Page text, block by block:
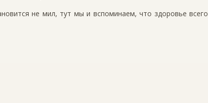
не мил, тут мы и вспоминаем, что здоровье всего